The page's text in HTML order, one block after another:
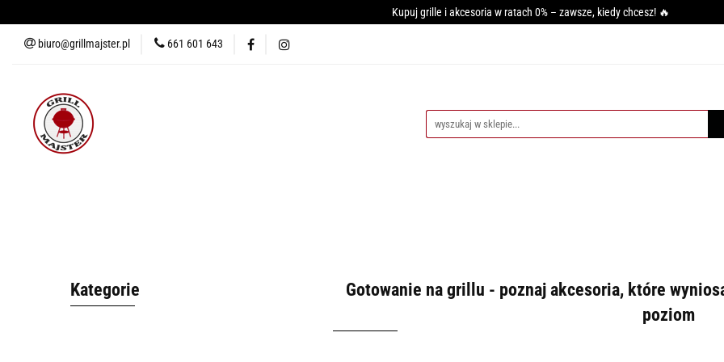
Kupuj grille i akcesoria w ratach 0% – zawsze, kiedy chcesz! 🔥
biuro@grillmajster.pl 661 601 643
GRILLE AKCESORIA DO GRILLA
KURSY GRILLOWANIA MIĘSO PRZYPRAWY BLOG
Kategorie
Gotowanie na grillu - poznaj akcesoria, które
poziom